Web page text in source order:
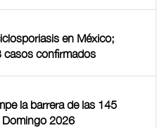
en México;
casos confirmados
la barrera de las 145
Domingo 2026